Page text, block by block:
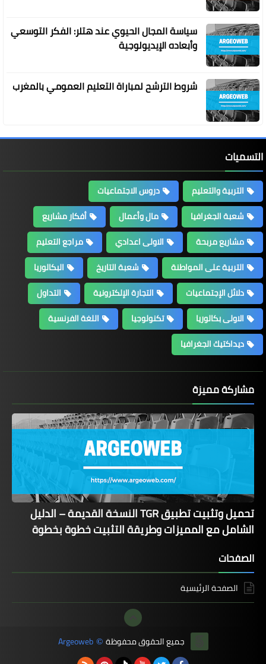
سياسة المجال الحيوي عند هتلر: الفكر التوسعي
وأبعاده الإيديولوجية
شروط الترشح لمباراة التعليم العمومي بالمغرب
التسميات
التربية والتعليم
دروس الاجتماعيات
شعبة الجغرافيا
مال وأعمال
أفكار مشاريع
مشاريع مربحة
الاولى اعدادي
مراجع التعليم
التربية على المواطنة
شعبة التاريخ
البكالوريا
دلائل الإجتماعيات
التجارة الإلكترونية
التداول
الاولى بكالوريا
تكنولوجيا
اللغة الفرنسية
ديداكتيك الجغرافيا
مشاركة مميزة
تحميل وتثبيت تطبيق TGR النسخة القديمة – الدليل
الشامل مع المميزات وطريقة التثبيت خطوة بخطوة
الصفحات
الصفحة الرئيسية
جميع الحقوق محفوظة ©
Argeoweb